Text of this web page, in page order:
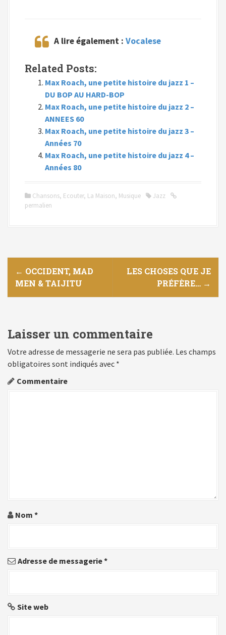
12. Sarah Vaughan - Shulie a Bop - 1957
14. Jon Hendricks - Music in the Air - 1959
15. Lambert, Hendricks & Bavan - Cousin Mary
- 1962
16. Jon Hendricks - In Walked Bud - 1967
17. Carmen McRae - Suddenly - 1988
18. Leon Thomas - Oo-Whee! Hindewee - 1970
19. Leon Thomas - Straight No Chaser - 1970
21. Mina Agossi - Well You Needn't - 2006
A lire également : Vocalese
Related Posts:
Max Roach, une petite histoire du jazz 1 –
DU BOP AU HARD-BOP
Max Roach, une petite histoire du jazz 2 –
ANNEES 60
Max Roach, une petite histoire du jazz 3 –
Années 70
Max Roach, une petite histoire du jazz 4 –
Années 80
Chansons, Ecouter, La Maison, Musique
Jazz
permalien
N
a
i
g
a
l
a
r
i
← OCCIDENT, MAD
MEN & TAIJITU
LES CHOSES QUE JE
PRÉFÈRE… →
Laisser un commentaire
Votre adresse de messagerie ne sera pas publiée. Les champs
obligatoires sont indiqués avec *
Commentaire
Nom *
Adresse de messagerie*
Site web